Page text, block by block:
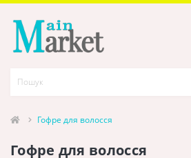
Гофре для волосся
Гофре для волосся